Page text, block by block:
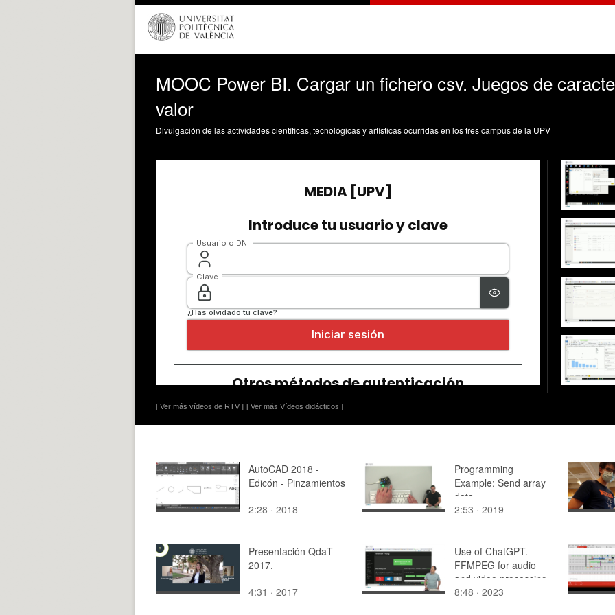
MOOC Power BI. Cargar un fichero csv. Juegos de
valor
Divulgación de las actividades científicas, tecnológicas y artísticas ocurridas en los tres campus de la UPV
[ Ver más vídeos de RTV ] [ Ver más Vídeos didácticos ]
AutoCAD 2018 -
Edicón - Pinzamientos
2:28 · 2018
Programming
Example: Send array
data
2:53 · 2019
Presentación QdaT
2017.
4:31 · 2017
Use of ChatGPT.
FFMPEG for audio
and video processing
8:48 · 2023